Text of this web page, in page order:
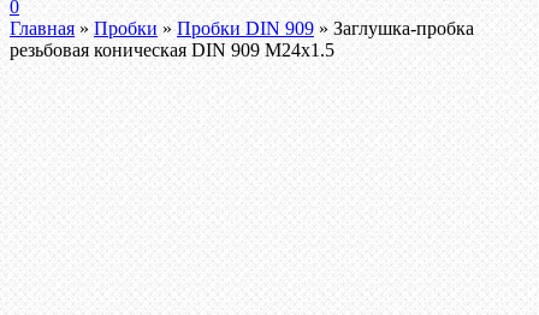
0
Главная » Пробки » Пробки DIN 909 » Заглушка-пробка
резьбовая коническая DIN 909 М24х1.5